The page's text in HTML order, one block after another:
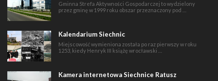
Gminna Strefa Aktywności Gospodarczej to wydzielony
przez gminę w 1999 roku obszar przeznaczony pod …
Kalendarium Siechnic
Miejscowość wymieniona została po raz pierwszy w roku
1253, kiedy Henryk III książę wrocławski …
Kamera internetowa Siechnice Ratusz